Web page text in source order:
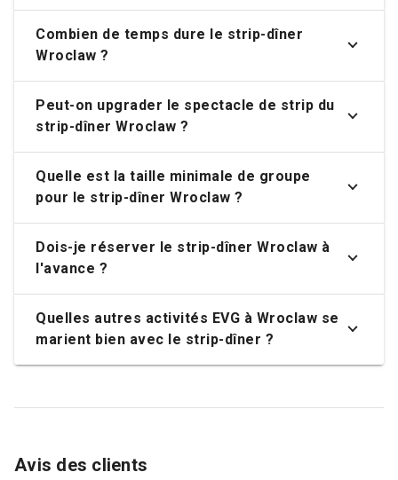
Combien de temps dure le strip-dîner
Wroclaw ?
Peut-on upgrader le spectacle de strip du
strip-dîner Wroclaw ?
Quelle est la taille minimale de groupe
pour le strip-dîner Wroclaw ?
Dois-je réserver le strip-dîner Wroclaw à
l'avance ?
Quelles autres activités EVG à Wroclaw se
marient bien avec le strip-dîner ?
Avis des clients